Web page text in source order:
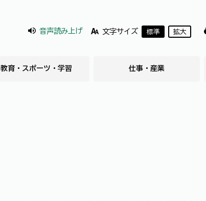
音声読み上げ 文字サイズ 標準 拡大
教育・スポーツ・学習 仕事・産業